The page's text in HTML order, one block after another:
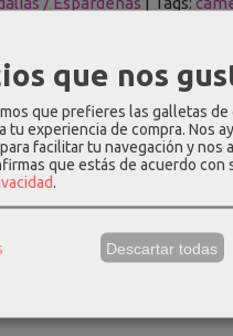
COSTES DE ENVÍO
cuña de esparto en color
recomendamos pedir el
que nos
que prefieres las galletas
tu experiencia de compra. Nos
facilitar tu navegación y nos
que estás de acuerdo con
.
Descartar todas